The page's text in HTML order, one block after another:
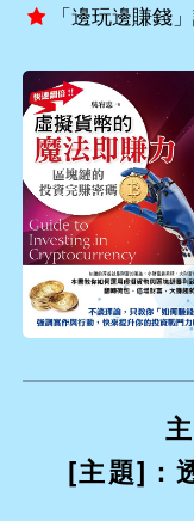
「邊玩邊賺錢
[主題]：